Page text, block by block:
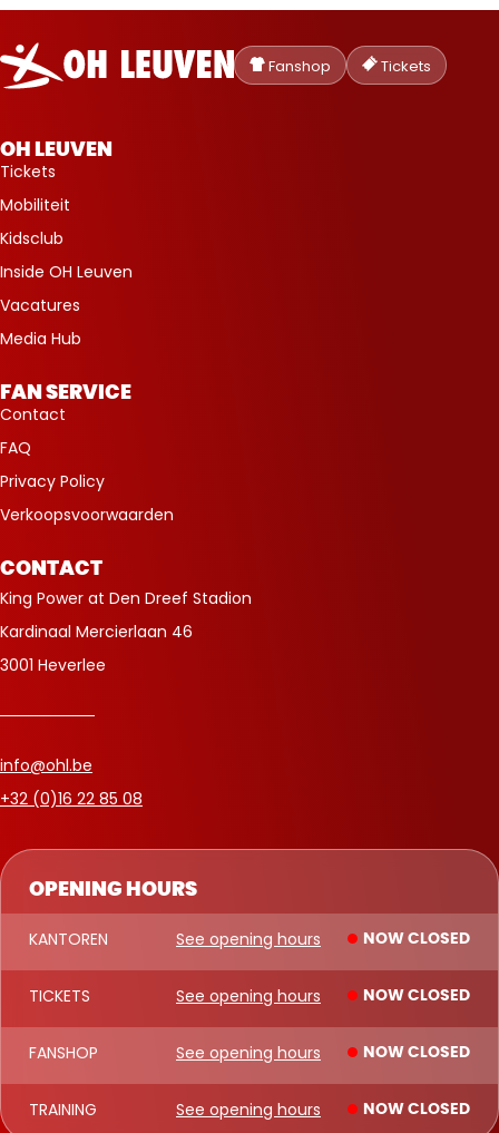
Oud-
Heverlee
Leuven
Fanshop Tickets
OPENING HOURS
KANTOREN See opening hours NOW CLOSED
TICKETS See opening hours NOW CLOSED
FANSHOP See opening hours NOW CLOSED
TRAINING See opening hours NOW CLOSED
OH LEUVEN
Tickets
Mobiliteit
Kidsclub
Inside OH Leuven
Vacatures
Media Hub
FAN SERVICE
Contact
FAQ
Privacy Policy
Verkoopsvoorwaarden
CONTACT
King Power at Den Dreef Stadion
Kardinaal Mercierlaan 46
3001 Heverlee
info@ohl.be
+32 (0)16 22 85 08